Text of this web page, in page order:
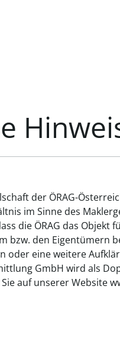
der ÖRAG-
im Sinne des
die ÖRAG das
bzw. den Eigentümern
oder eine weitere
GmbH wird als
auf unserer Website